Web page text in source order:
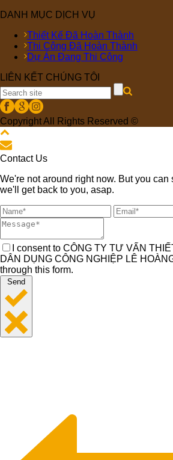
DANH MỤC DỊCH VỤ
Thiết Kế Đã Hoàn Thành
Thi Công Đã Hoàn Thành
Dự Án Đang Thi Công
LIÊN KẾT CHÚNG TÔI
Copyright All Rights Reserved ©
Contact Us
We're not around right now. But you can
we'll get back to you, asap.
I consent to CÔNG TY TƯ VẤN
DÂN DỤNG CÔNG NGHIỆP LÊ
through this form.
Send